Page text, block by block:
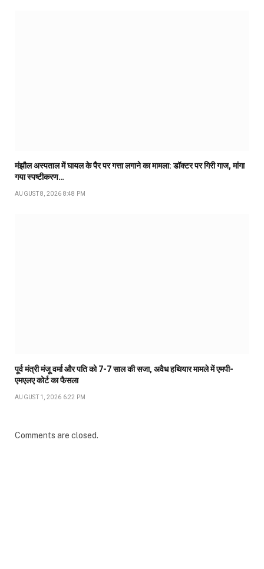
मंझौल अस्पताल में घायल के पैर पर गत्ता लगाने का मामला: डॉक्टर पर गिरी गाज, मांगा
गया स्पष्टीकरण…
AUGUST 8, 2026 8:48 PM
पूर्व मंत्री मंजू वर्मा और पति को 7-7 साल की सजा, अवैध हथियार मामले में एमपी-
एमएलए कोर्ट का फैसला
AUGUST 1, 2026 6:22 PM
Comments are closed.